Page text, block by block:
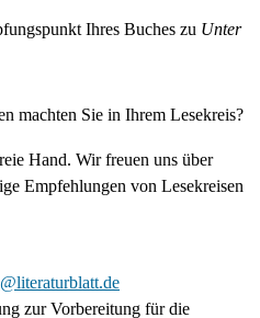
Ihres Buches zu Unter
machten Sie in Ihrem Lesekreis?
Hand. Wir freuen uns über
Empfehlungen von Lesekreisen
zur Vorbereitung für die